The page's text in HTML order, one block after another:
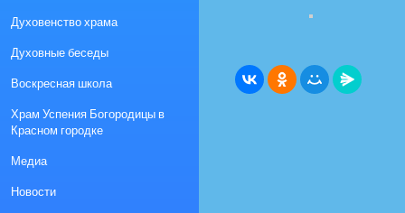
Духовенство храма
Духовные беседы
Воскресная школа
Храм Успения Богородицы в
Красном городке
Медиа
Новости